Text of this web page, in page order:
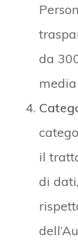
da
il
di